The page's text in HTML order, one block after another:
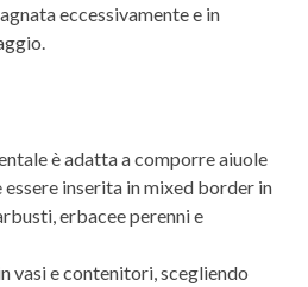
eccessivamente e in
è adatta a comporre aiuole
inserita in mixed border in
erbacee perenni e
vasi e contenitori, scegliendo